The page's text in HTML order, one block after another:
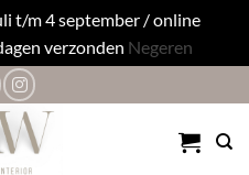
t/m 4 september / online
verzonden Negeren